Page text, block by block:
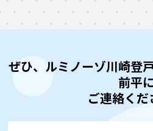
ぜひ、ルミノーゾ川崎登
前平
ご連絡くだ